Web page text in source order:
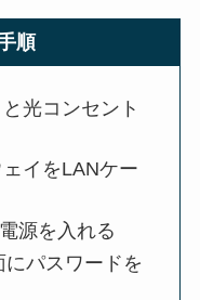
順
光コンセント
イをLANケー
源を入れる
パスワードを